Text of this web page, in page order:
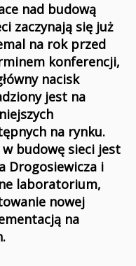
nad budową
zaczynają się już
na rok przed
konferencji,
nacisk
jest na
na rynku.
w budowę sieci jest
Drogosiewicza i
laboratorium,
nowej
na